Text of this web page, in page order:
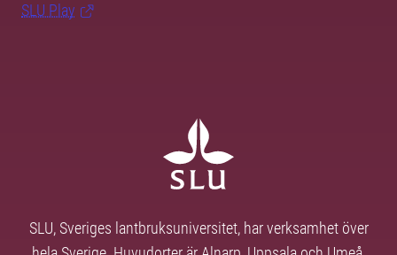
SLU Play
SLU, Sveriges lantbruksuniversitet, har verksamhet över